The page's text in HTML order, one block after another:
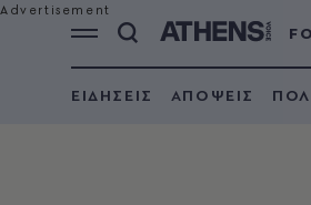
ΕΙΔΗΣΕΙΣ ΑΠΟΨΕΙΣ